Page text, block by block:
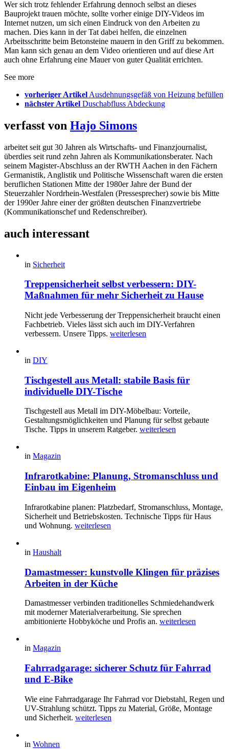
Wer sich trotz fehlender Erfahrung dennoch selbst an dieses
Bauprojekt trauen möchte, sollte vorher einige DIY-Videos im
Internet nutzen, um sich einen Eindruck von den Arbeiten zu
machen. Dies kann in der Tat dabei helfen, die einzelnen
Arbeitsschritte beim Betonsteine mauern in den Griff zu bekommen.
Man kann sich genau an dem Video orientieren und auf diese Art
auch ohne Erfahrung eine Mauer von guter Qualität errichten.
See more
vorheriger Artikel Ausdehnungsgefäß von Heizung befüllen
nächster Artikel Duschabfluss Abdeckung
verfasst von Hajo Simons
arbeitet seit gut 30 Jahren als Wirtschafts- und Finanzjournalist,
überdies seit rund zehn Jahren als Kommunikationsberater. Nach
seinem Magister-Abschluss an der RWTH Aachen in den Fächern
Germanistik, Anglistik und Politische Wissenschaft waren die ersten
beruflichen Stationen Mitte der 1980er Jahre der Bund der
Steuerzahler Nordrhein-Westfalen (Pressesprecher) sowie bis Mitte
der 1990er Jahre einer der größten deutschen Finanzvertriebe
(Kommunikationschef und Redenschreiber).
auch interessant
in Sicherheit
Treppensicherheit selbst verbessern: DIY-
Maßnahmen für mehr Sicherheit zu Hause
Nicht jede Verbesserung der Treppensicherheit braucht einen
Fachbetrieb. Vieles lässt sich auch im DIY-Verfahren
verbessern. Unsere Tipps. weiterlesen
in DIY
Tischgestell aus Metall: stabile Basis für
individuelle DIY-Tische
Tischgestell aus Metall im DIY-Möbelbau: Vorteile,
Gestaltungsmöglichkeiten und Planung für selbst gebaute
Tische. Tipps in unserem Ratgeber. weiterlesen
in Magazin
Infrarotkabine: Planung, Stromanschluss und
Einbau im Eigenheim
Infrarotkabine planen: Platzbedarf, Stromanschluss, Montage,
Sicherheit und Betriebskosten. Technische Tipps für Haus
und Wohnung. weiterlesen
in Haushalt
Damastmesser: kunstvolle Klingen für präzises
Arbeiten in der Küche
Damastmesser verbinden traditionelles Schmiedehandwerk
mit moderner Materialverarbeitung. Sie sprechen
ambitionierte Hobbyköche und Profis an. weiterlesen
in Magazin
Fahrradgarage: sicherer Schutz für Fahrrad
und E-Bike
Wie eine Fahrradgarage Ihr Fahrrad vor Diebstahl, Regen und
UV-Strahlung schützt. Tipps zu Material, Größe, Montage
und Sicherheit. weiterlesen
in Wohnen